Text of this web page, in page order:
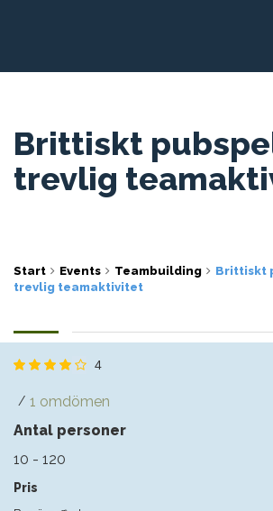
Brittiskt
trevlig
Start Events Teambuilding
Brittiskt
trevlig teamaktivitet
4
/ 1 omdömen
Antal personer
10 - 120
Pris